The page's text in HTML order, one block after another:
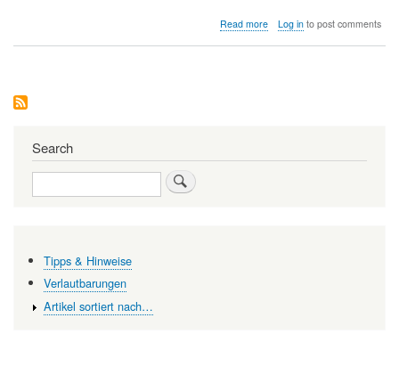
Read moreabout
Log into post comments
Search
Search
Tipps & Hinweise
Verlautbarungen
Artikel sortiert nach…